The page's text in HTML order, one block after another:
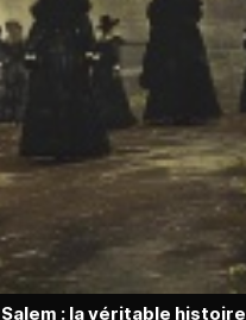
: la véritable histoire